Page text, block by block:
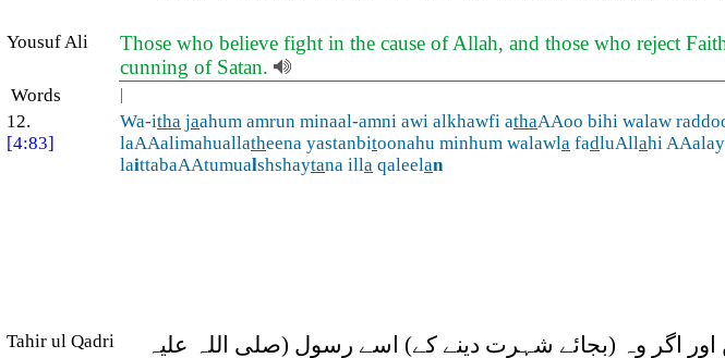
Yousuf Ali
Those who believe fight in the cause of Allah, and those who reject
cunning of Satan.
Words |
12.
[4:83]
Wa-itha jaahum amrun minaal-amni awi alkhawfi athaAAoo bihi walaw
laAAalimahuallatheena yastanbitoonahu minhum walawla fadluAllahi
laittabaAAtumualshshaytana illa qaleelan
Tahir ul Qadri اگر وہ (بجائے شہرت دینے کے) اسے رسول (صلی اللہ علیہ